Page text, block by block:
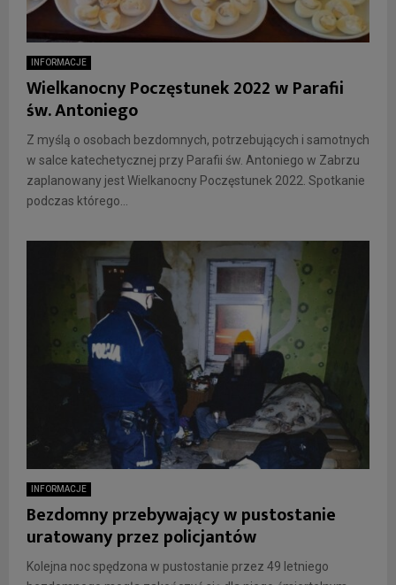
INFORMACJE
Wielkanocny Poczęstunek 2022 w Parafii
św. Antoniego
Z myślą o osobach bezdomnych, potrzebujących i samotnych
w salce katechetycznej przy Parafii św. Antoniego w Zabrzu
zaplanowany jest Wielkanocny Poczęstunek 2022. Spotkanie
podczas którego...
INFORMACJE
Bezdomny przebywający w pustostanie
uratowany przez policjantów
Kolejna noc spędzona w pustostanie przez 49 letniego